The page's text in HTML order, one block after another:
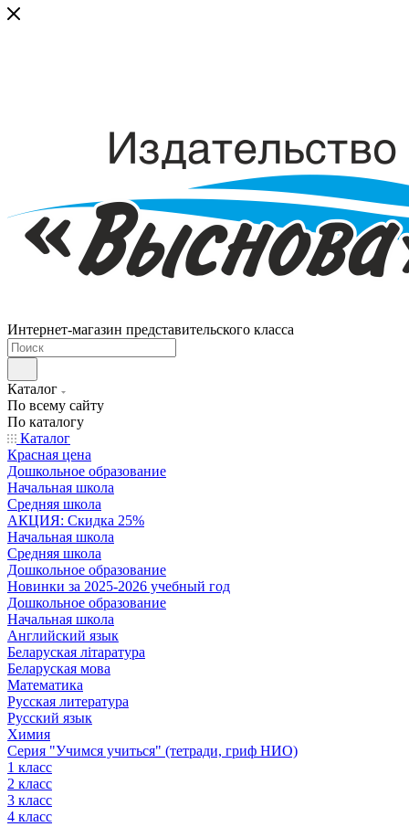
Интернет-магазин представительского класса
Каталог
По всему сайту
По каталогу
Каталог
Красная цена
Дошкольное образование
Начальная школа
Средняя школа
АКЦИЯ: Скидка 25%
Начальная школа
Средняя школа
Дошкольное образование
Новинки за 2025-2026 учебный год
Дошкольное образование
Начальная школа
Английский язык
Беларуская літаратура
Беларуская мова
Математика
Русская литература
Русский язык
Химия
Серия "Учимся учиться" (тетради, гриф НИО)
1 класс
2 класс
3 класс
4 класс